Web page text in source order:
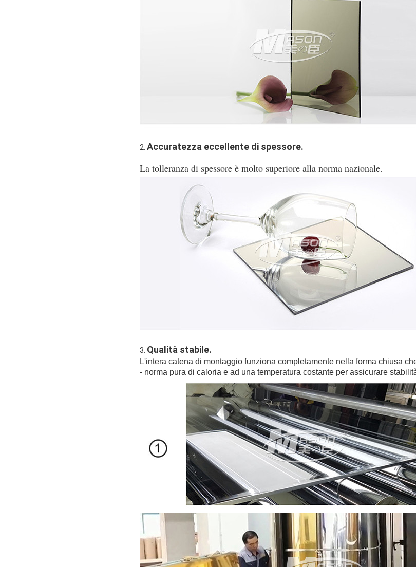
2. Accuratezza eccellente di spessore.
La tolleranza di spessore è molto superiore alla norma nazionale.
3. Qualità stabile.
L'intera catena di montaggio funziona completamente nella forma chiusa
- norma pura di caloria e ad una temperatura costante per assicurare